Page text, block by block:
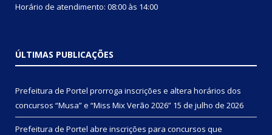
Horário de atendimento: 08:00 às 14:00
ÚLTIMAS PUBLICAÇÕES
Prefeitura de Portel prorroga inscrições e altera horários dos
concursos “Musa” e “Miss Mix Verão 2026” 15 de julho de 2026
Prefeitura de Portel abre inscrições para concursos que